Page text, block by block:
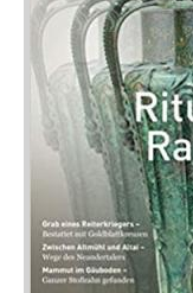
Medien
Stöbern